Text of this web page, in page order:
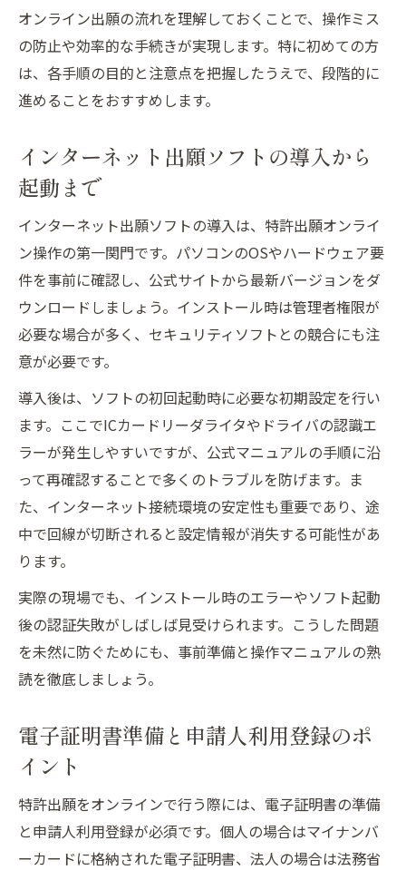
オンライン出願の流れを理解しておくことで、操作ミス
の防止や効率的な手続きが実現します。特に初めての方
は、各手順の目的と注意点を把握したうえで、段階的に
進めることをおすすめします。
インターネット出願ソフトの導入から
起動まで
インターネット出願ソフトの導入は、特許出願オンライ
ン操作の第一関門です。パソコンのOSやハードウェア要
件を事前に確認し、公式サイトから最新バージョンをダ
ウンロードしましょう。インストール時は管理者権限が
必要な場合が多く、セキュリティソフトとの競合にも注
意が必要です。
導入後は、ソフトの初回起動時に必要な初期設定を行い
ます。ここでICカードリーダライタやドライバの認識エ
ラーが発生しやすいですが、公式マニュアルの手順に沿
って再確認することで多くのトラブルを防げます。ま
た、インターネット接続環境の安定性も重要であり、途
中で回線が切断されると設定情報が消失する可能性があ
ります。
実際の現場でも、インストール時のエラーやソフト起動
後の認証失敗がしばしば見受けられます。こうした問題
を未然に防ぐためにも、事前準備と操作マニュアルの熟
読を徹底しましょう。
電子証明書準備と申請人利用登録のポ
イント
特許出願をオンラインで行う際には、電子証明書の準備
と申請人利用登録が必須です。個人の場合はマイナンバ
ーカードに格納された電子証明書、法人の場合は法務省